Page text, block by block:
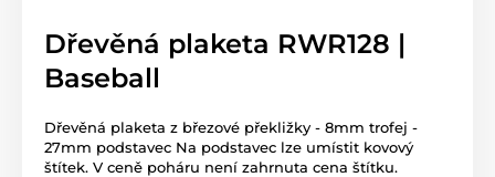
Dřevěná plaketa RWR128 |
Baseball
Dřevěná plaketa z březové překližky - 8mm trofej -
27mm podstavec Na podstavec lze umístit kovový
štítek. V ceně poháru není zahrnuta cena štítku.